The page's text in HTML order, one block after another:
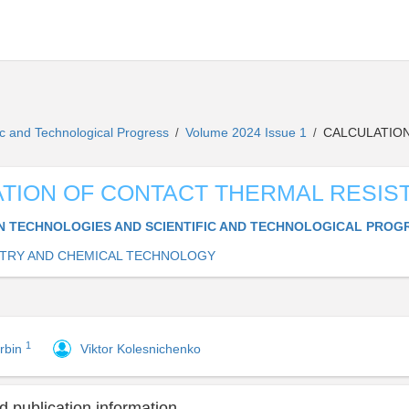
and Technological Progress / Volume 2024 Issue 1 /
OF CONTACT THERMAL
TECHNOLOGIES AND SCIENTIFIC AND TECHNOLOGICAL
AND CHEMICAL TECHNOLOGY
1 Viktor Kolesnichenko